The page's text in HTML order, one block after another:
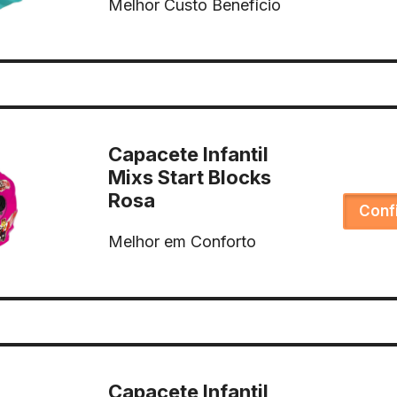
Melhor Custo Benefício
Capacete Infantil
Mixs Start Blocks
Rosa
Melhor em Conforto
Capacete Infantil